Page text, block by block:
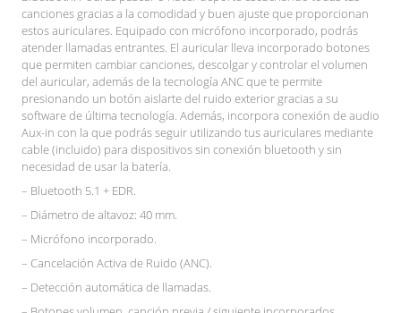
canciones gracias a la comodidad y buen ajuste que proporcionan
estos auriculares. Equipado con micrófono incorporado, podrás
atender llamadas entrantes. El auricular lleva incorporado botones
que permiten cambiar canciones, descolgar y controlar el volumen
del auricular, además de la tecnología ANC que te permite
presionando un botón aislarte del ruido exterior gracias a su
software de última tecnología. Además, incorpora conexión de audio
Aux-in con la que podrás seguir utilizando tus auriculares mediante
cable (incluido) para dispositivos sin conexión bluetooth y sin
necesidad de usar la batería.
– Bluetooth 5.1 + EDR.
– Diámetro de altavoz: 40 mm.
– Micrófono incorporado.
– Cancelación Activa de Ruido (ANC).
– Detección automática de llamadas.